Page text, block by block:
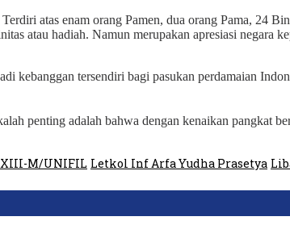
atas enam orang Pamen, dua orang Pama, 24
atau hadiah. Namun merupakan apresiasi negara
tersendiri bagi pasukan perdamaian
penting adalah bahwa dengan kenaikan pangkat
M/UNIFIL Letkol Inf Arfa Yudha Prasetya